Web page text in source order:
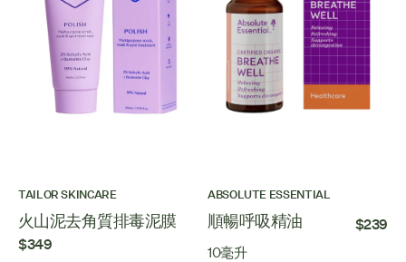
TAILOR SKINCARE
火山泥去角質排毒泥膜
$349
ABSOLUTE ESSENTIAL
順暢呼吸精油 $239
10毫升